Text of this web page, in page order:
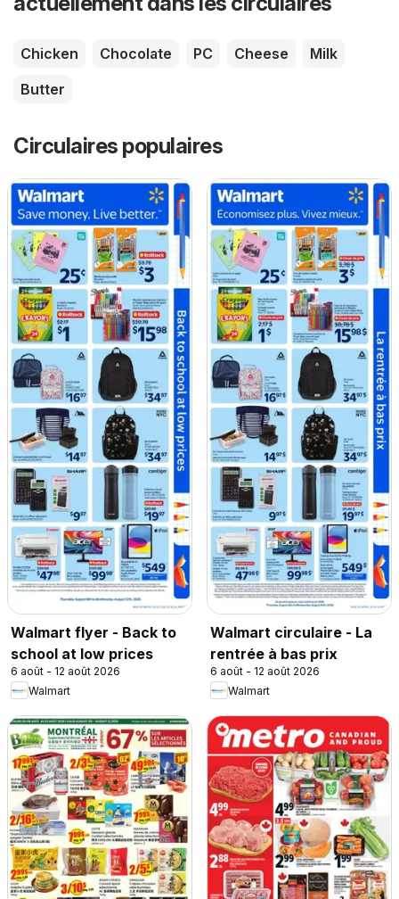
Chicken Chocolate PC Cheese
Milk
Butter
Circulaires populaires
Walmart flyer - Back to
school at low prices
6 août - 12 août 2026
Walmart
Walmart circulaire - La
rentrée à bas prix
6 août - 12 août 2026
Walmart